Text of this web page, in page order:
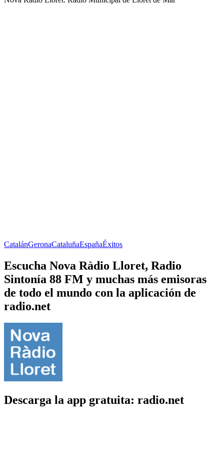
CatalánGeronaCataluñaEspañaÉxitos
Escucha Nova Ràdio Lloret, Radio
Sintonía 88 FM y muchas más emisoras
de todo el mundo con la aplicación de
radio.net
Descarga la app gratuita: radio.net